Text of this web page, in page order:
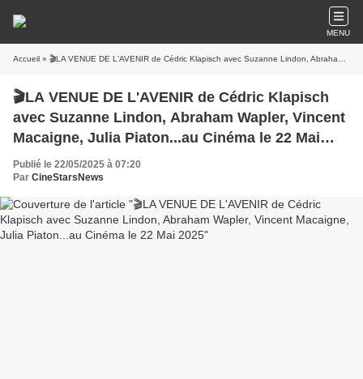
MENU
Accueil » 🎬LA VENUE DE L'AVENIR de Cédric Klapisch avec Suzanne Lindon, Abraham Wapler, Vincent Macaigne, Julia Piaton...au Cinéma le 22 Mai 2025
🎬LA VENUE DE L'AVENIR de Cédric Klapisch
avec Suzanne Lindon, Abraham Wapler, Vincent
Macaigne, Julia Piaton...au Cinéma le 22 Mai
2025
Publié le 22/05/2025 à 07:20
Par CineStarsNews